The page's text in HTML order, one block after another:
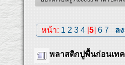
หน้า: 1 2 3 4[5] 6 7 ล
พลาสติกปูพื้นก่อนเท